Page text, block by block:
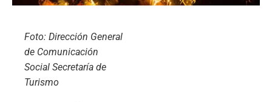
Foto: Dirección General
de Comunicación
Social Secretaría de
Turismo